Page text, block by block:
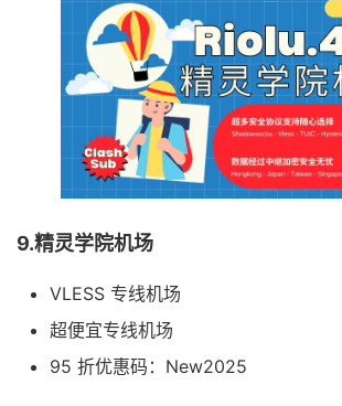
9.精灵学院机场
VLESS 专线机场
超便宜专线机场
95 折优惠码：New2025